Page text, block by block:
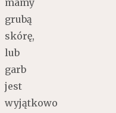
mamy
grubą
skórę,
lub
garb
jest
wyjątkowo